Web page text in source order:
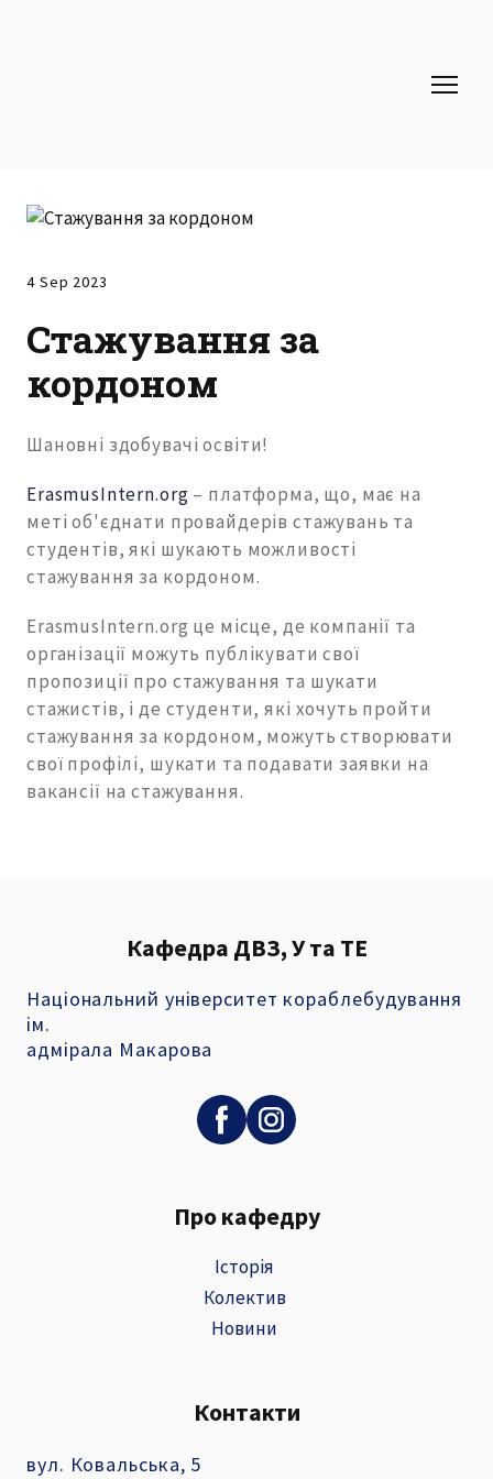
4 Sep 2023
Стажування за
кордоном
Шановні здобувачі освіти!
ErasmusIntern.org – платформа, що, має на
меті об'єднати провайдерів стажувань та
студентів, які шукають можливості
стажування за кордоном.
ErasmusIntern.org це місце, де компанії та
організації можуть публікувати свої
пропозиції про стажування та шукати
стажистів, і де студенти, які хочуть пройти
стажування за кордоном, можуть створювати
свої профілі, шукати та подавати заявки на
вакансії на стажування.
Кафедра ДВЗ, У та ТЕ
Національний університет кораблебудування
ім.
адмірала Макарова
Про кафедру
Історія
Колектив
Новини
Контакти
вул. Ковальська, 5